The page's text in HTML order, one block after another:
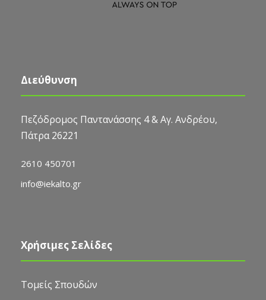
Διεύθυνση
Πεζόδρομος Παντανάσσης 4 & Αγ. Ανδρέου,
Πάτρα 26221
2610 450701
info@iekalto.gr
Χρήσιμες Σελίδες
Τομείς Σπουδών